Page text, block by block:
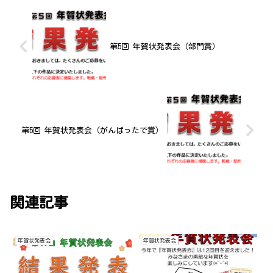
第5回 年賀状発表会（部門賞）
第5回 年賀状発表会（がんばったで賞）
関連記事
年賀状発表会 年賀状発表会